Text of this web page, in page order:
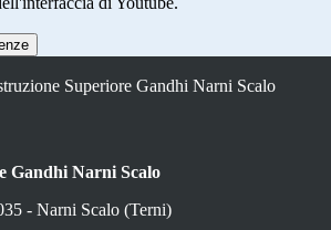
Superiore Gandhi Narni Scalo
Gandhi Narni Scalo
- Narni Scalo (Terni)